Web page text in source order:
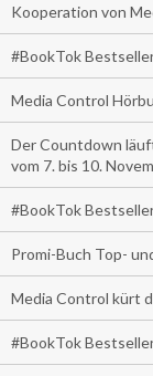
Kooperation von
#BookTok
Media Control
Der Countdown
vom 7. bis 10.
#BookTok
Promi-Buch Top-
Media Control kürt
#BookTok